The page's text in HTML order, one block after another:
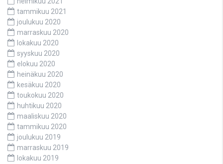
tammikuu 2021
joulukuu 2020
marraskuu 2020
lokakuu 2020
syyskuu 2020
elokuu 2020
heinäkuu 2020
kesäkuu 2020
toukokuu 2020
huhtikuu 2020
maaliskuu 2020
tammikuu 2020
joulukuu 2019
marraskuu 2019
lokakuu 2019